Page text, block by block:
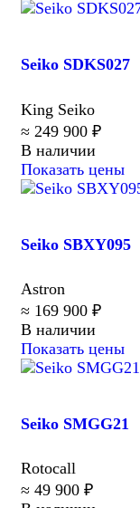
Seiko SDKS027
King Seiko
≈ 249 900 ₽
В наличии
Показать цены
Seiko SBXY095
Astron
≈ 169 900 ₽
В наличии
Показать цены
Seiko SMGG21
Rotocall
≈ 49 900 ₽